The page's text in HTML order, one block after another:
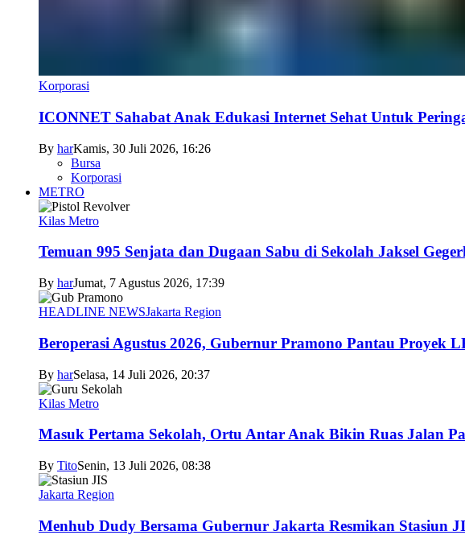
Korporasi
ICONNET Sahabat Anak Edukasi Internet Sehat Untuk
By harKamis, 30 Juli 2026, 16:26
Bursa
Korporasi
METRO
Kilas Metro
Temuan 995 Senjata dan Dugaan Sabu di Sekolah Jaksel
By harJumat, 7 Agustus 2026, 17:39
HEADLINE NEWSJakarta Region
Beroperasi Agustus 2026, Gubernur Pramono Pantau Proyek
By harSelasa, 14 Juli 2026, 20:37
Kilas Metro
Masuk Pertama Sekolah, Ortu Antar Anak Bikin Ruas Jalan
By TitoSenin, 13 Juli 2026, 08:38
Jakarta Region
Menhub Dudy Bersama Gubernur Jakarta Resmikan Stasiun